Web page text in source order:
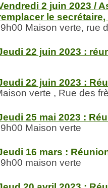
2 juin 2023 /
le
Maison verte, rue
22 juin 2023 :
22 juin 2023 :
verte , Rue des
25 mai 2023 :
Maison verte
16 mars :
maison verte